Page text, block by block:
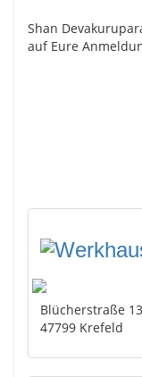
Shan
auf Eure
Blücherstraße 13
47799 Krefeld